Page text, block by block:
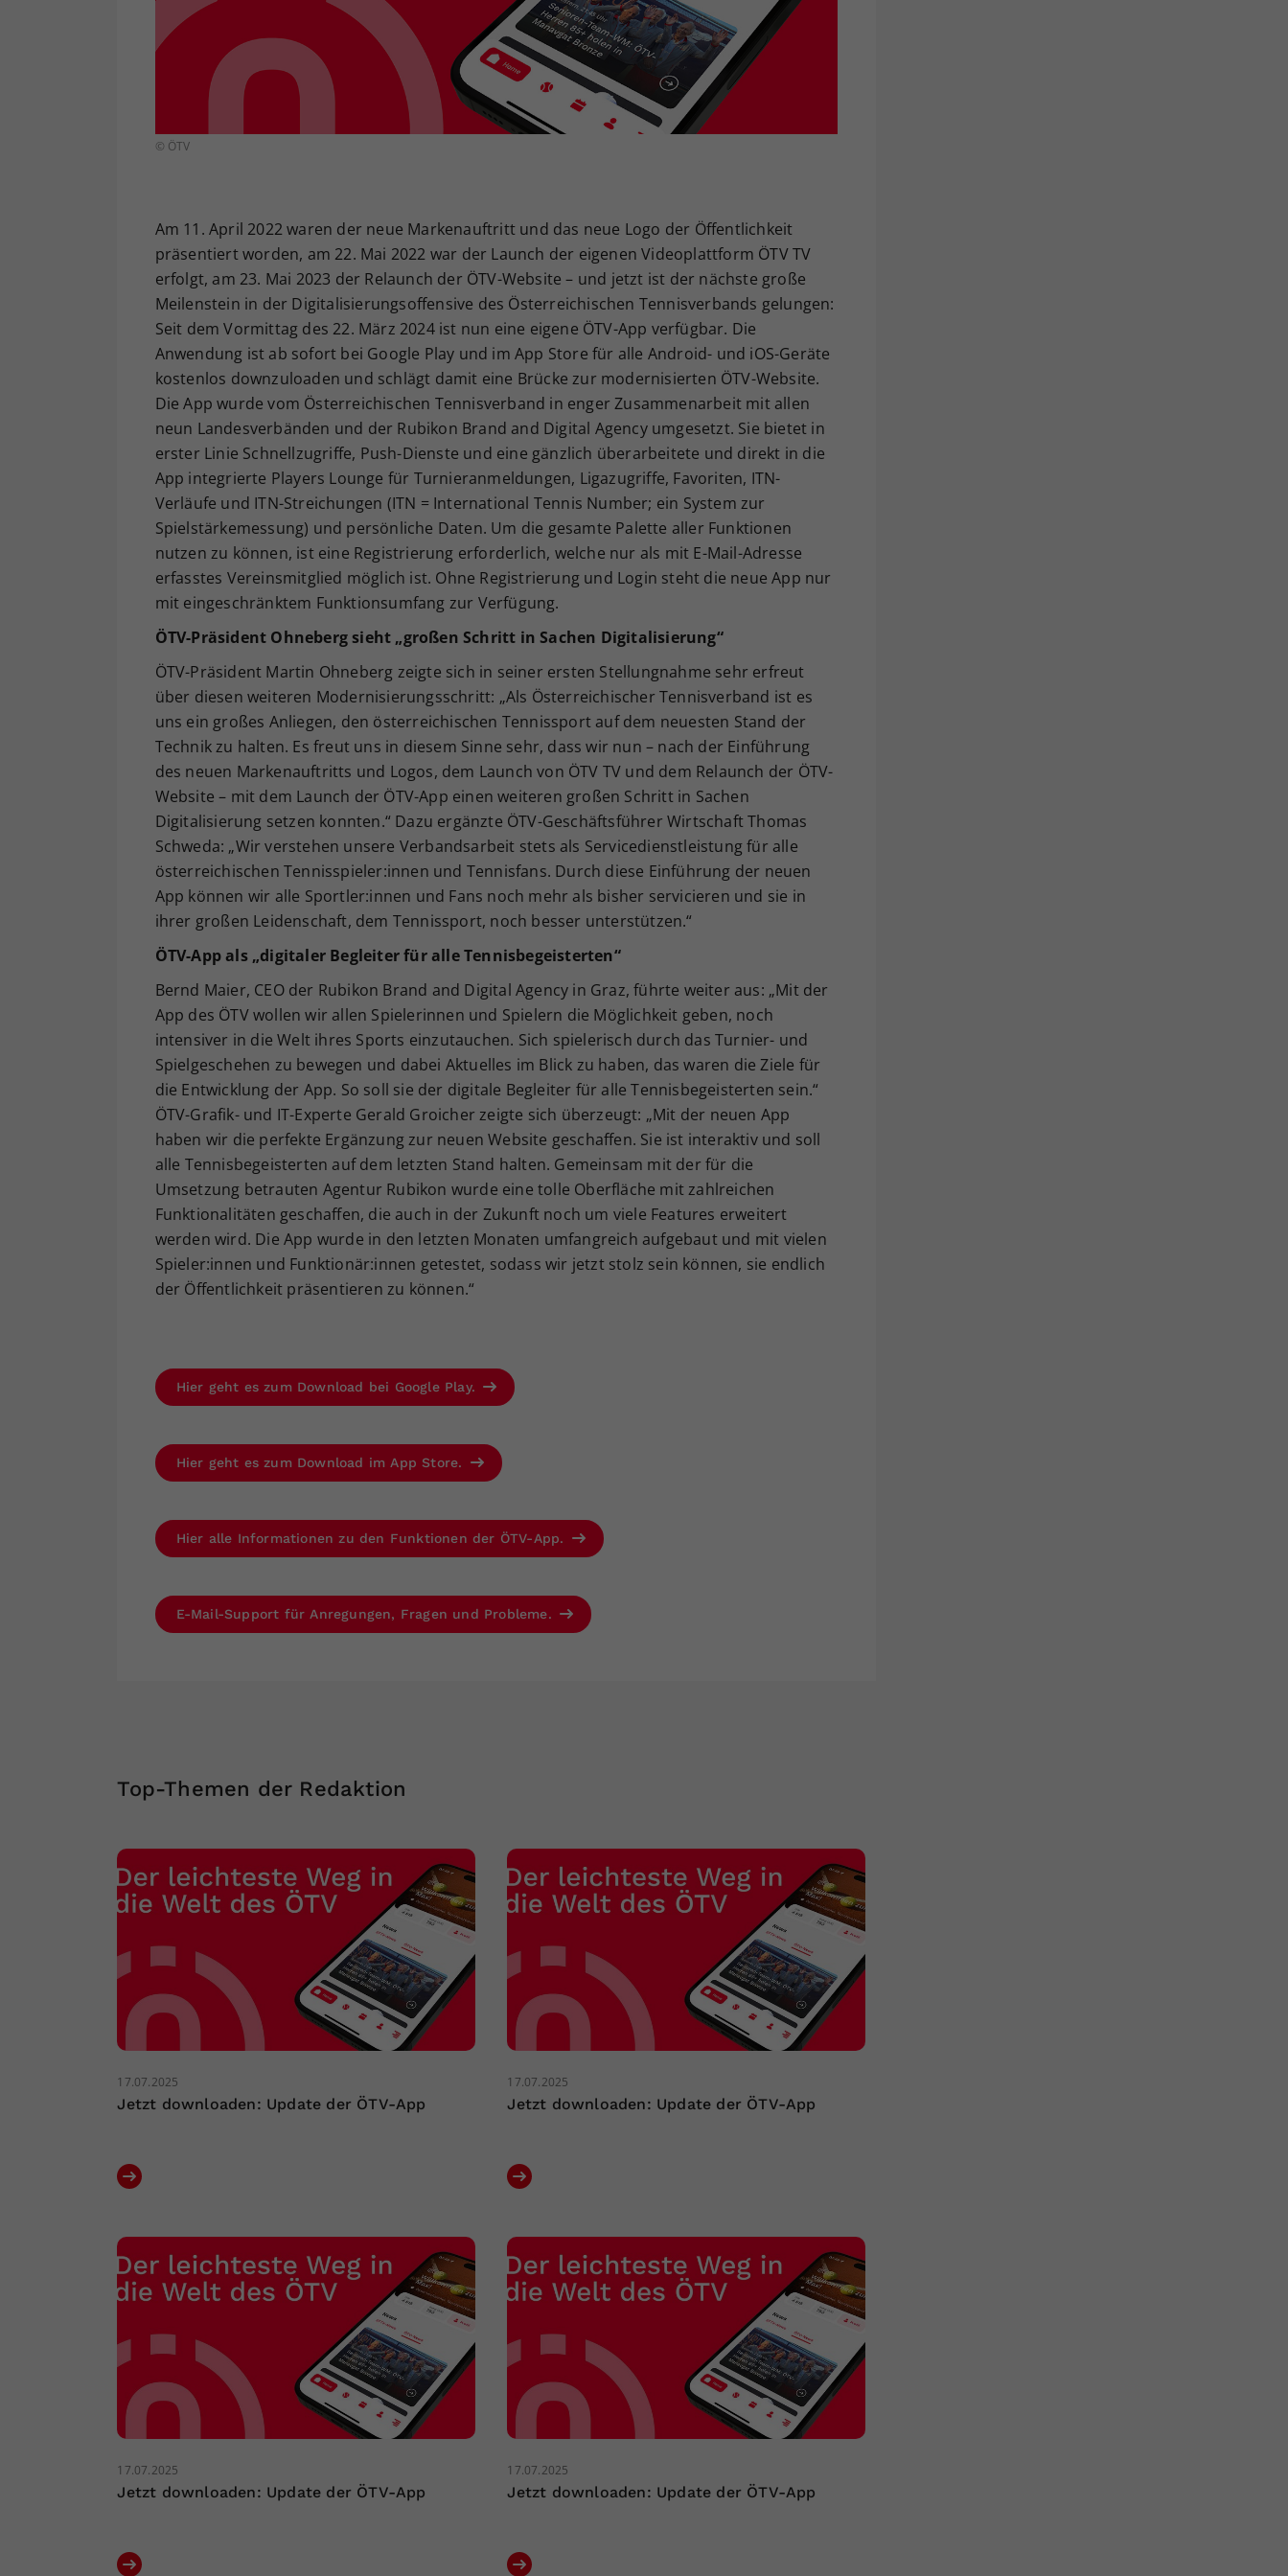
© ÖTV
Am 11. April 2022 waren der neue Markenauftritt und das neue Logo der Öffentlichkeit
präsentiert worden, am 22. Mai 2022 war der Launch der eigenen Videoplattform ÖTV TV
erfolgt, am 23. Mai 2023 der Relaunch der ÖTV-Website – und jetzt ist der nächste große
Meilenstein in der Digitalisierungsoffensive des Österreichischen Tennisverbands gelungen:
Seit dem Vormittag des 22. März 2024 ist nun eine eigene ÖTV-App verfügbar. Die
Anwendung ist ab sofort bei Google Play und im App Store für alle Android- und iOS-Geräte
kostenlos downzuloaden und schlägt damit eine Brücke zur modernisierten ÖTV-Website.
Die App wurde vom Österreichischen Tennisverband in enger Zusammenarbeit mit allen
neun Landesverbänden und der Rubikon Brand and Digital Agency umgesetzt. Sie bietet in
erster Linie Schnellzugriffe, Push-Dienste und eine gänzlich überarbeitete und direkt in die
App integrierte Players Lounge für Turnieranmeldungen, Ligazugriffe, Favoriten, ITN-
Verläufe und ITN-Streichungen (ITN = International Tennis Number; ein System zur
Spielstärkemessung) und persönliche Daten. Um die gesamte Palette aller Funktionen
nutzen zu können, ist eine Registrierung erforderlich, welche nur als mit E-Mail-Adresse
erfasstes Vereinsmitglied möglich ist. Ohne Registrierung und Login steht die neue App nur
mit eingeschränktem Funktionsumfang zur Verfügung.
ÖTV-Präsident Ohneberg sieht „großen Schritt in Sachen Digitalisierung“
ÖTV-Präsident Martin Ohneberg zeigte sich in seiner ersten Stellungnahme sehr erfreut
über diesen weiteren Modernisierungsschritt: „Als Österreichischer Tennisverband ist es
uns ein großes Anliegen, den österreichischen Tennissport auf dem neuesten Stand der
Technik zu halten. Es freut uns in diesem Sinne sehr, dass wir nun – nach der Einführung
des neuen Markenauftritts und Logos, dem Launch von ÖTV TV und dem Relaunch der ÖTV-
Website – mit dem Launch der ÖTV-App einen weiteren großen Schritt in Sachen
Digitalisierung setzen konnten.“ Dazu ergänzte ÖTV-Geschäftsführer Wirtschaft Thomas
Schweda: „Wir verstehen unsere Verbandsarbeit stets als Servicedienstleistung für alle
österreichischen Tennisspieler:innen und Tennisfans. Durch diese Einführung der neuen
App können wir alle Sportler:innen und Fans noch mehr als bisher servicieren und sie in
ihrer großen Leidenschaft, dem Tennissport, noch besser unterstützen.“
ÖTV-App als „digitaler Begleiter für alle Tennisbegeisterten“
Bernd Maier, CEO der Rubikon Brand and Digital Agency in Graz, führte weiter aus: „Mit der
App des ÖTV wollen wir allen Spielerinnen und Spielern die Möglichkeit geben, noch
intensiver in die Welt ihres Sports einzutauchen. Sich spielerisch durch das Turnier- und
Spielgeschehen zu bewegen und dabei Aktuelles im Blick zu haben, das waren die Ziele für
die Entwicklung der App. So soll sie der digitale Begleiter für alle Tennisbegeisterten sein.“
ÖTV-Grafik- und IT-Experte Gerald Groicher zeigte sich überzeugt: „Mit der neuen App
haben wir die perfekte Ergänzung zur neuen Website geschaffen. Sie ist interaktiv und soll
alle Tennisbegeisterten auf dem letzten Stand halten. Gemeinsam mit der für die
Umsetzung betrauten Agentur Rubikon wurde eine tolle Oberfläche mit zahlreichen
Funktionalitäten geschaffen, die auch in der Zukunft noch um viele Features erweitert
werden wird. Die App wurde in den letzten Monaten umfangreich aufgebaut und mit vielen
Spieler:innen und Funktionär:innen getestet, sodass wir jetzt stolz sein können, sie endlich
der Öffentlichkeit präsentieren zu können.“
Hier geht es zum Download bei Google Play.
Hier geht es zum Download im App Store.
Hier alle Informationen zu den Funktionen der ÖTV-App.
E-Mail-Support für Anregungen, Fragen und Probleme.
Top-Themen der Redaktion
17.07.2025
Jetzt downloaden: Update der ÖTV-App
17.07.2025
Jetzt downloaden: Update der ÖTV-App
17.07.2025
Jetzt downloaden: Update der ÖTV-App
17.07.2025
Jetzt downloaden: Update der ÖTV-App
Ihrer vorgenommen Einstellungen, falls der
Webseiten-Betreiber dies eingestellt hat.